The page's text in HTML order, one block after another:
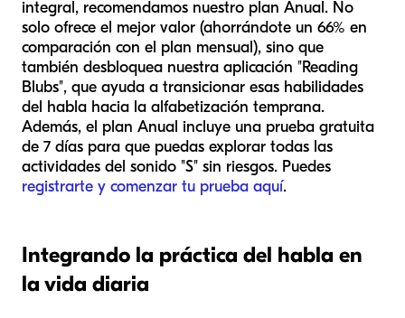
integral, recomendamos nuestro plan Anual. No
solo ofrece el mejor valor (ahorrándote un 66% en
comparación con el plan mensual), sino que
también desbloquea nuestra aplicación "Reading
Blubs", que ayuda a transicionar esas habilidades
del habla hacia la alfabetización temprana.
Además, el plan Anual incluye una prueba gratuita
de 7 días para que puedas explorar todas las
actividades del sonido "S" sin riesgos. Puedes
registrarte y comenzar tu prueba aquí.
Integrando la práctica del habla en
la vida diaria